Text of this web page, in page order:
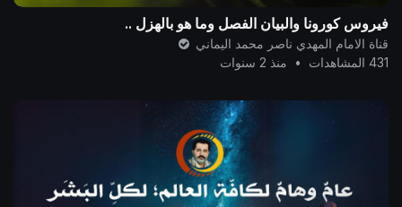
فيروس كورونا والبيان الفصل وما هو بالهزل ..
قناة الامام المهدي ناصر محمد اليماني
431 المشاهدات
• منذ 2 سنوات